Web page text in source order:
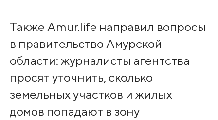
Также Amur.life направил вопросы
в правительство Амурской
области: журналисты агентства
просят уточнить, сколько
земельных участков и жилых
домов попадают в зону